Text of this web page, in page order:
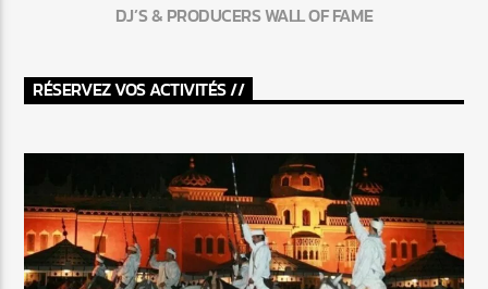
DJ’S & PRODUCERS WALL OF FAME
RÉSERVEZ VOS ACTIVITÉS //